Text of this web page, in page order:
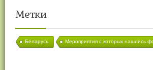
Метки
Беларусь Мероприятия с которых нашлись